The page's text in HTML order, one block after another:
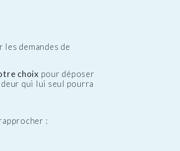
demandes de
choix pour déposer
qui lui seul pourra
: